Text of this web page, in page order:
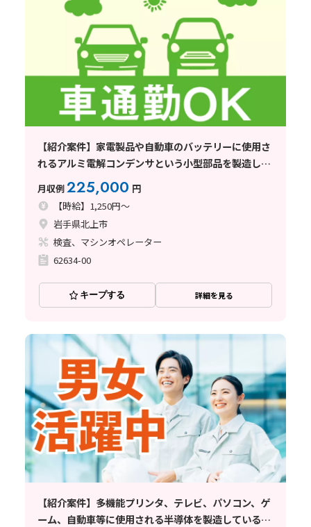
【紹介案件】家電製品や自動車のバッテリーに使用さ
れるアルミ電解コンデンサという小型部品を製造して
いる企業でのお仕事
月収例225,000 円
【時給】1,250円～
岩手県北上市
検査、マシンオペレーター
62634-00
キープする 詳細を見る
【紹介案件】多機能プリンタ、テレビ、パソコン、ゲ
ーム、自動車等に使用される半導体を製造している企